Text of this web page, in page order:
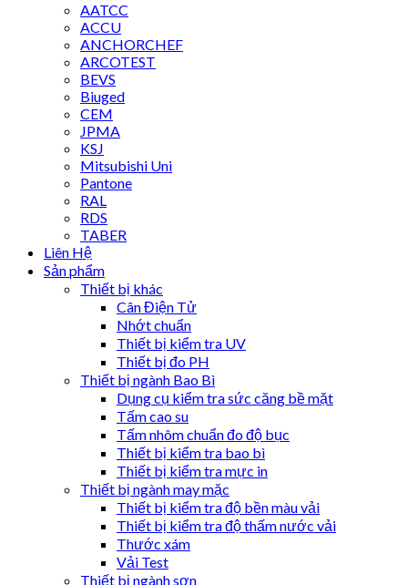
AATCC
ACCU
ANCHORCHEF
ARCOTEST
BEVS
Biuged
CEM
JPMA
KSJ
Mitsubishi Uni
Pantone
RAL
RDS
TABER
Liên Hệ
Sản phẩm
Thiết bị khác
Cân Điện Tử
Nhớt chuẩn
Thiết bị kiểm tra UV
Thiết bị đo PH
Thiết bị ngành Bao Bì
Dụng cụ kiểm tra sức căng bề mặt
Tấm cao su
Tấm nhôm chuẩn đo độ bục
Thiết bị kiểm tra bao bì
Thiết bị kiểm tra mực in
Thiết bị ngành may mặc
Thiết bị kiểm tra độ bền màu vải
Thiết bị kiểm tra độ thấm nước vải
Thước xám
Vải Test
Thiết bị ngành sơn